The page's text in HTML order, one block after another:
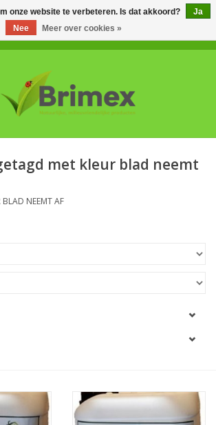
met kleur blad neemt
BLAD NEEMT AF
onze website te verbeteren. Is dat akkoord?
Ja
Nee
Meer over cookies »